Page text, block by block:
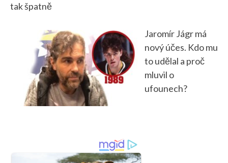
tak špatně
Jaromír Jágr má
nový účes. Kdo mu
to udělal a proč
mluvil o
ufounech?